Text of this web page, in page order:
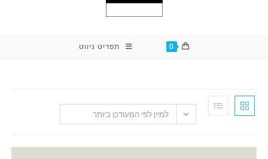
תפריט ניווט
למיין לפי המעודכן ביותר